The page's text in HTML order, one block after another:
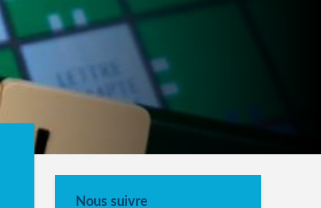
Nous suivre